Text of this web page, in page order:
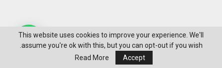
This website uses cookies to improve your experience. We'll
assume you're ok with this, but you can opt-out if you wish.
Accept
Read More